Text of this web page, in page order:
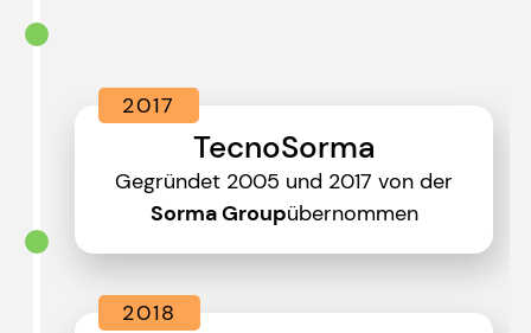
2017
TecnoSorma
Gegründet 2005 und 2017 von der
Sorma Groupübernommen
2018